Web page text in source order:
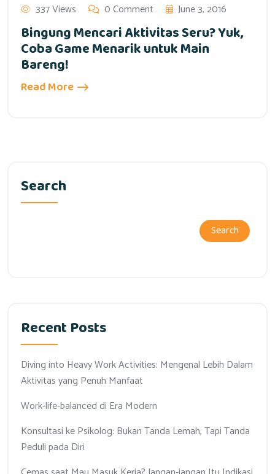
337 Views 0 Comment June 3, 2016
Bingung Mencari Aktivitas Seru? Yuk,
Coba Game Menarik untuk Main
Bareng!
Read More
Search
Search
Recent Posts
Diving into Heavy Work Activities: Mengenal Lebih Dalam
Aktivitas yang Penuh Manfaat
Work-life-balanced di Era Modern
Konsultasi ke Psikolog: Bukan Tanda Lemah, Tapi Tanda
Peduli pada Diri